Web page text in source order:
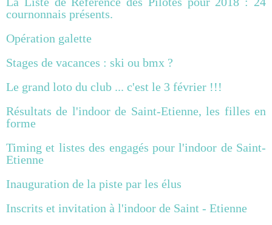
cournonnais présents.
Opération galette
Stages de vacances : ski ou bmx ?
Le grand loto du club ... c'est le 3 février !!!
Résultats de l'indoor de Saint-Etienne, les filles en
forme
Timing et listes des engagés pour l'indoor de Saint-
Etienne
Inauguration de la piste par les élus
Inscrits et invitation à l'indoor de Saint - Etienne